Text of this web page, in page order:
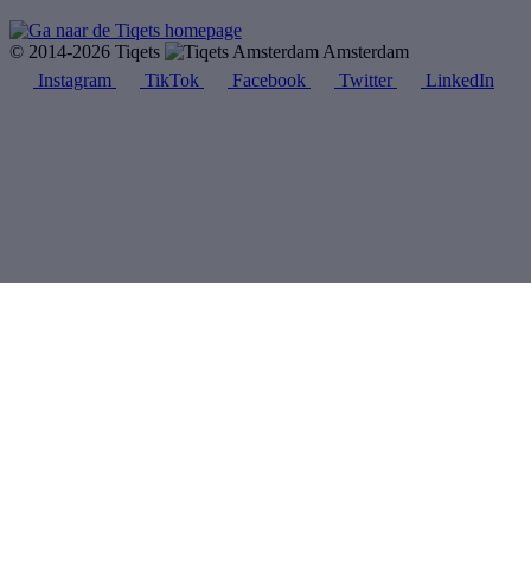
© 2014-2026 Tiqets
Amsterdam
Instagram
TikTok Facebook Twitter LinkedIn